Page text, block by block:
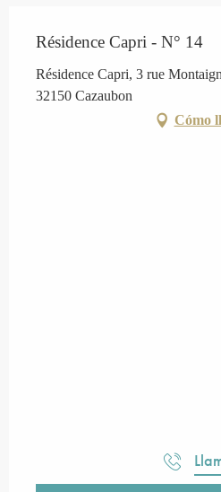
Résidence Capri - N° 14
Résidence Capri, 3 rue
32150 Cazaubon
Cómo